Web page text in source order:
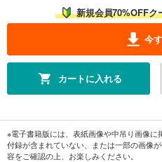
新規会員70%OFFク
今
カートに入れる
※電子書籍版には、表紙画像や中吊り画像に
付録が含まれていない、または一部の画像
容をご確認の上、お楽しみください。